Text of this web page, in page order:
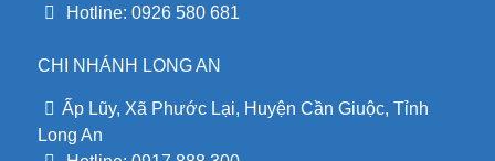
Hotline: 0926 580 681
CHI NHÁNH LONG AN
Ấp Lũy, Xã Phước Lại, Huyện Cần Giuộc, Tỉnh
Long An